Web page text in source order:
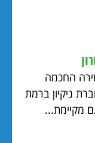
החכמה
ניקיון ברמת
מקיימת...